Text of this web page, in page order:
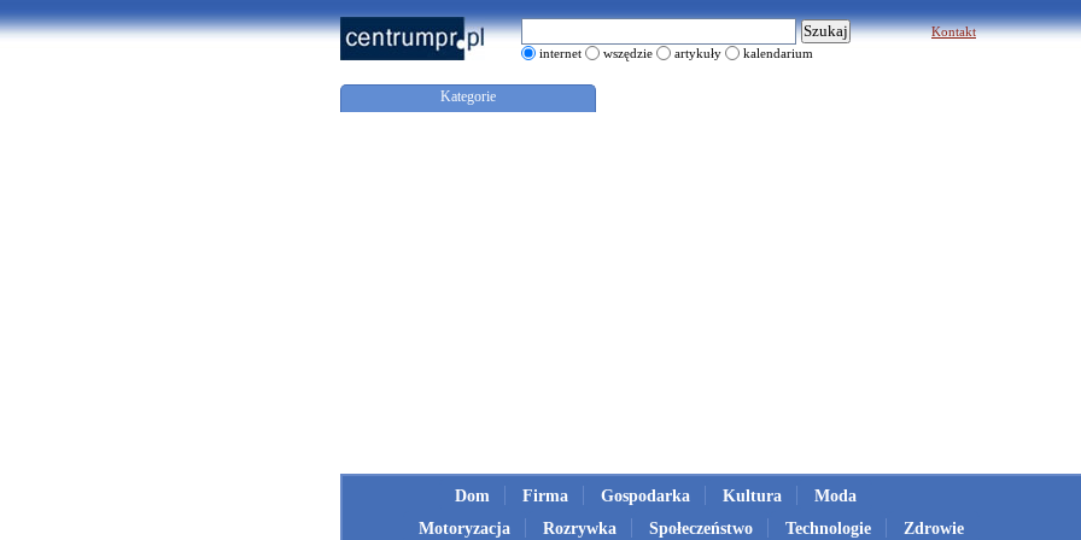
internet wszędzie artykuły kalendarium
Kontakt
Kategorie
Dom Firma Gospodarka Kultura
Moda
Motoryzacja
Rozrywka Społeczeństwo Technologie Zdrowie